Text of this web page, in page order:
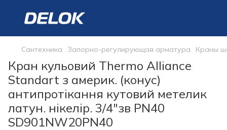
Сантехника Запорно-регулирующая арматура Краны
Кран кульовий Thermo Alliance
Standart з америк. (конус)
антипротікання кутовий метелик
латун. нікелір. 3/4"зв PN40
SD901NW20PN40